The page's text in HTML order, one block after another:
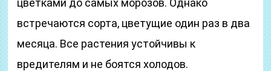
цветками до самых морозов. Однако
встречаются сорта, цветущие один раз в два
месяца. Все растения устойчивы к
вредителям и не боятся холодов.